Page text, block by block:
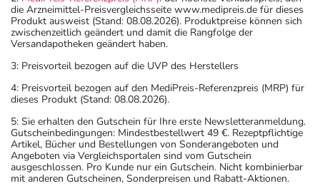
die Arzneimittel-Preisvergleichsseite www.medipreis.de für dieses
Produkt ausweist (Stand: 08.08.2026). Produktpreise können sich
zwischenzeitlich geändert und damit die Rangfolge der
Versandapotheken geändert haben.
3: Preisvorteil bezogen auf die UVP des Herstellers
4: Preisvorteil bezogen auf den MediPreis-Referenzpreis (MRP) für
dieses Produkt (Stand: 08.08.2026).
5: Sie erhalten den Gutschein für Ihre erste Newsletteranmeldung.
Gutscheinbedingungen: Mindestbestellwert 49 €. Rezeptpflichtige
Artikel, Bücher und Bestellungen von Sonderangeboten und
Angeboten via Vergleichsportalen sind vom Gutschein
ausgeschlossen. Pro Kunde nur ein Gutschein. Nicht kombinierbar
mit anderen Gutscheinen, Sonderpreisen und Rabatt-Aktionen.